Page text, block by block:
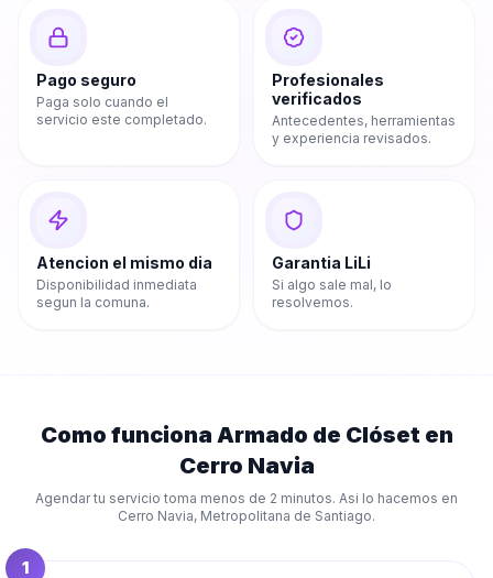
Pago seguro
Paga solo cuando el
servicio este completado.
Profesionales
verificados
Antecedentes, herramientas
y experiencia revisados.
Atencion el mismo dia
Disponibilidad inmediata
segun la comuna.
Garantia LiLi
Si algo sale mal, lo
resolvemos.
Como funciona Armado de Clóseten
Cerro Navia
Agendar tu servicio toma menos de 2 minutos. Asi lo hacemos en
Cerro Navia, Metropolitana de Santiago.
1